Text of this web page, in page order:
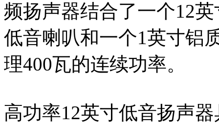
频扬声器结合了一个12
低音喇叭和一个1英寸铝
理400瓦的连续功率。
高功率12英寸低音扬声